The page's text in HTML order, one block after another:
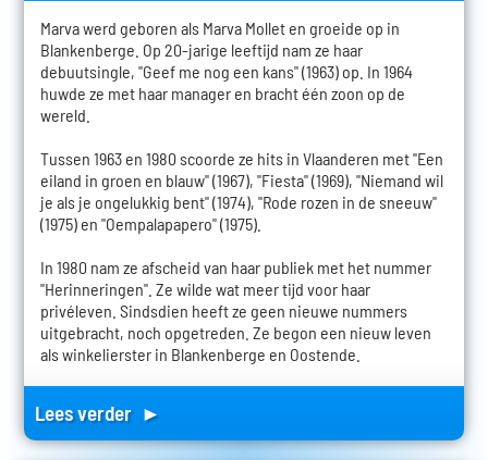
Marva werd geboren als Marva Mollet en groeide op in
Blankenberge. Op 20-jarige leeftijd nam ze haar
debuutsingle, "Geef me nog een kans" (1963) op. In 1964
huwde ze met haar manager en bracht één zoon op de
wereld.
Tussen 1963 en 1980 scoorde ze hits in Vlaanderen met "Een
eiland in groen en blauw" (1967), "Fiesta" (1969), "Niemand wil
je als je ongelukkig bent" (1974), "Rode rozen in de sneeuw"
(1975) en "Oempalapapero" (1975).
In 1980 nam ze afscheid van haar publiek met het nummer
"Herinneringen". Ze wilde wat meer tijd voor haar
privéleven. Sindsdien heeft ze geen nieuwe nummers
uitgebracht, noch opgetreden. Ze begon een nieuw leven
als winkelierster in Blankenberge en Oostende.
Lees verder ►